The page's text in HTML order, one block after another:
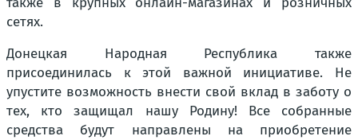
сетях.
Донецкая Народная Республика также
присоединилась к этой важной инициативе. Не
упустите возможность внести свой вклад в заботу о
тех, кто защищал нашу Родину! Все собранные
средства будут направлены на приобретение